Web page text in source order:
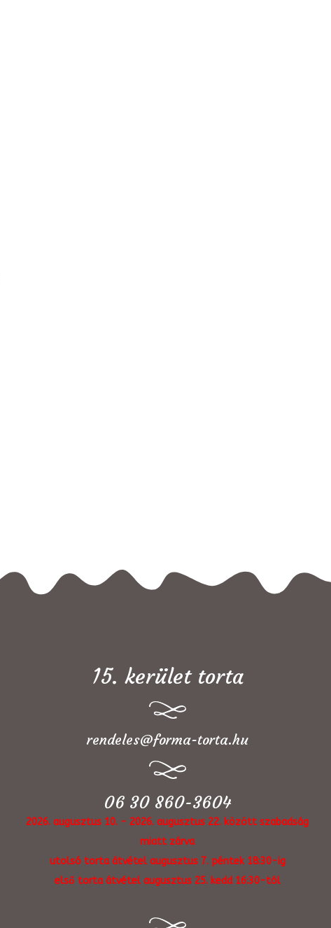
15. kerület torta
rendeles@forma-torta.hu
06 30 860-3604
2026. augusztus 10. - 2026. augusztus 22. között szabadság
miatt zárva
utolsó torta átvétel augusztus 7. péntek 18:30-ig
első torta átvétel augusztus 25. kedd 16:30-tól